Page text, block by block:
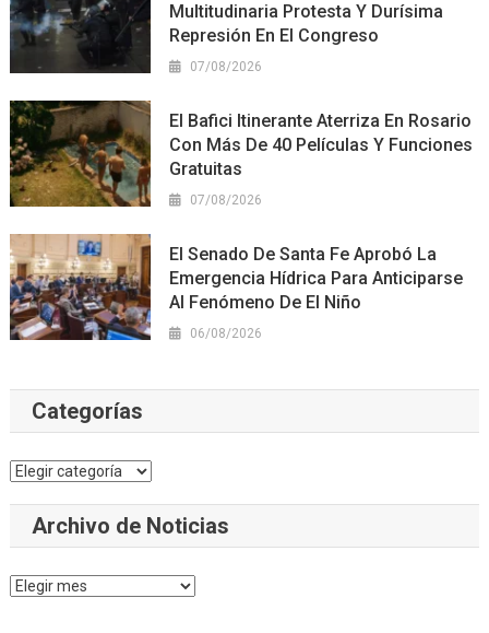
Multitudinaria Protesta Y Durísima
Represión En El Congreso
07/08/2026
El Bafici Itinerante Aterriza En Rosario
Con Más De 40 Películas Y Funciones
Gratuitas
07/08/2026
El Senado De Santa Fe Aprobó La
Emergencia Hídrica Para Anticiparse
Al Fenómeno De El Niño
06/08/2026
Categorías
Categorías
Archivo de Noticias
Archivo